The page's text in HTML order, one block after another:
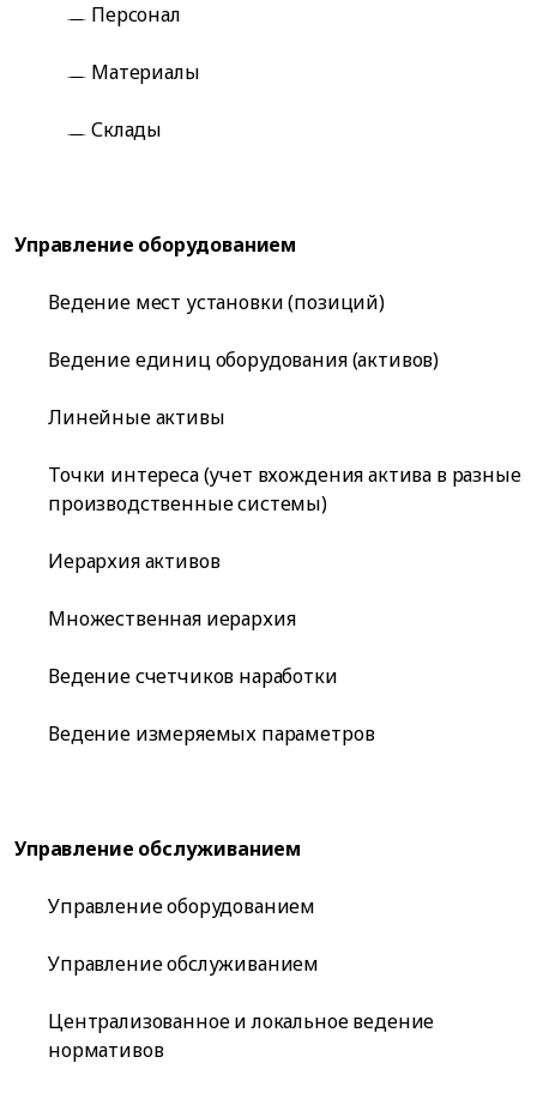
Персонал
Материалы
Склады
Управление оборудованием
Ведение мест установки (позиций)
Ведение единиц оборудования (активов)
Линейные активы
Точки интереса (учет вхождения актива в разные
производственные системы)
Иерархия активов
Множественная иерархия
Ведение счетчиков наработки
Ведение измеряемых параметров
Управление обслуживанием
Управление оборудованием
Управление обслуживанием
Централизованное и локальное ведение
нормативов